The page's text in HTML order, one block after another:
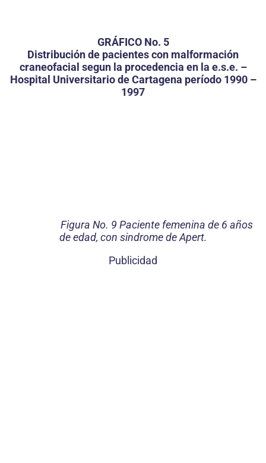
GRÁFICO No. 5
Distribución de pacientes con malformación
craneofacial segun la procedencia en la e.s.e. –
Hospital Universitario de Cartagena período 1990 –
1997
Figura No. 9 Paciente femenina de 6 años
de edad, con sindrome de Apert.
Publicidad